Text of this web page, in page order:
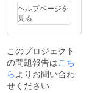
ヘルプページを
見る
このプロジェクト
の問題報告はこち
ら よりお問い合わ
せください